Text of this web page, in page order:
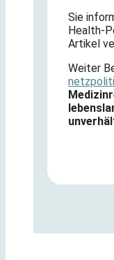
Sie
Health-
Artikel
Weiter